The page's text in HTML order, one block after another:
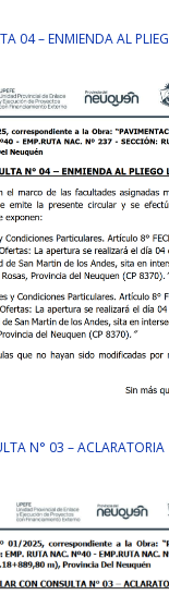
04 – ENMIENDA AL PLIEG
N° 03 – ACLARATORIA